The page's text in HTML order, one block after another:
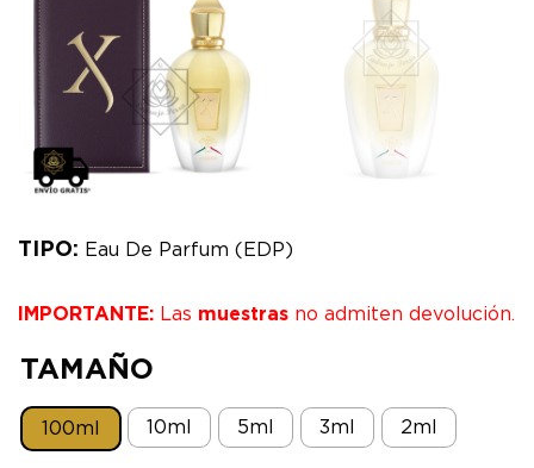
TIPO: Eau De Parfum (EDP)
IMPORTANTE: Las muestras no admiten devolución.
TAMAÑO
100mI 10mI 5mI 3mI 2mI